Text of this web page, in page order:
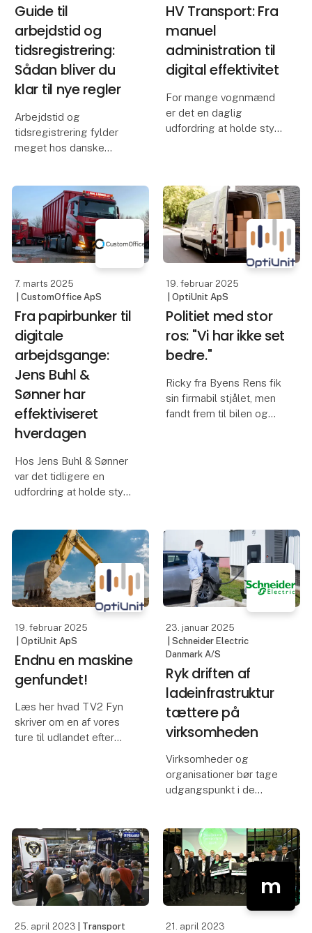
Guide til
arbejdstid og
tidsregistrering:
Sådan bliver du
klar til nye regler
Arbejdstid og
tidsregistrering fylder
meget hos danske
træder nye lovkrav om
tidsregistrering i kraft,
hvilket betyder, at
mange virksomheder nu
skal have
HV Transport: Fra
manuel
administration til
digital effektivitet
For mange vognmænd
er det en daglig
udfordring at holde styr
samtidig skal sikre en
effektiv drift. HV
Transport stod med
netop disse udfordringe
7. marts 2025
| CustomOffice ApS
Fra papirbunker til
digitale
arbejdsgange:
Jens Buhl &
Sønner har
effektiviseret
hverdagen
Hos Jens Buhl & Sønner
var det tidligere en
udfordring at holde styr
dokumentation. De
traditionelle metoder
med papirnotater og
manuelle indtastninger
tog tid o
19. februar 2025
| OptiUnit ApS
Politiet med stor
ros: "Vi har ikke set
bedre."
Ricky fra Byens Rens fik
sin firmabil stjålet, men
fandt frem til bilen og
19. februar 2025
| OptiUnit ApS
Endnu en maskine
genfundet!
Læs her hvad TV2 Fyn
skriver om en af vores
ture til udlandet efter
23. januar 2025
| Schneider Electric
Danmark A/S
Ryk driften af
ladeinfrastruktur
tættere på
virksomheden
Virksomheder og
organisationer bør tage
udgangspunkt i de
allerede har, inden de
køber ladestandere til
elbiler. Ved at knytte
ladestanderne tættere til
drift
25. april 2023 | Transport
m
21. april 2023